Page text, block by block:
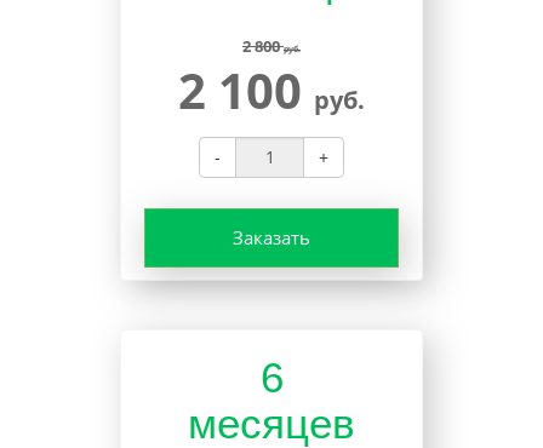
2 800руб.
2 100 руб.
- +
Заказать
6
месяцев